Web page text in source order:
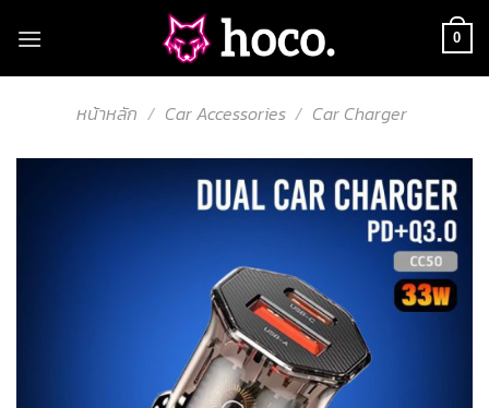
0
หน้าหลัก / Car Accessories / Car Charger